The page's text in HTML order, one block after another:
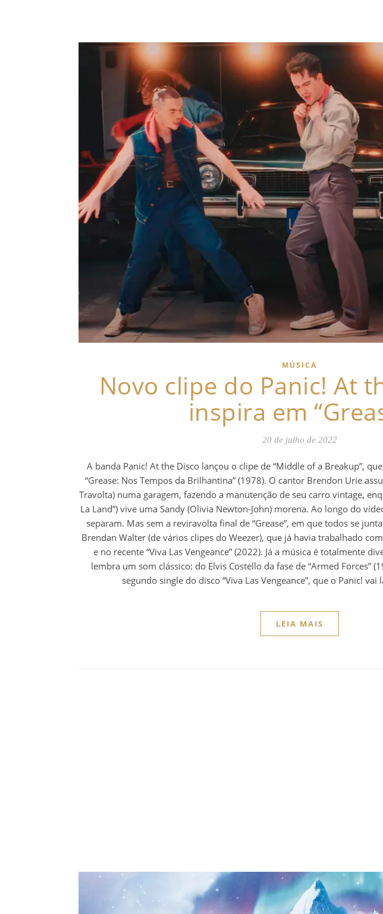
MÚSICA
Novo clipe do Panic! At
inspira em
20 de julho de 2022
A banda Panic! At the Disco lançou o clipe de “Middle of a Breakup”,
“Grease: Nos Tempos da Brilhantina” (1978). O cantor Brendon Urie
Travolta) numa garagem, fazendo a manutenção de seu carro vintage,
La Land”) vive uma Sandy (Olivia Newton-John) morena. Ao longo do
separam. Mas sem a reviravolta final de “Grease”, em que todos se
Brendan Walter (de vários clipes do Weezer), que já havia trabalhado
e no recente “Viva Las Vengeance” (2022). Já a música é totalmente
lembra um som clássico: do Elvis Costello da fase de “Armed Forces”
segundo single do disco “Viva Las Vengeance”, que o Panic!
LEIA MAIS